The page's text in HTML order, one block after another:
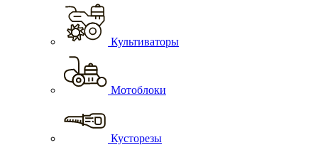
Культиваторы
Мотоблоки
Кусторезы